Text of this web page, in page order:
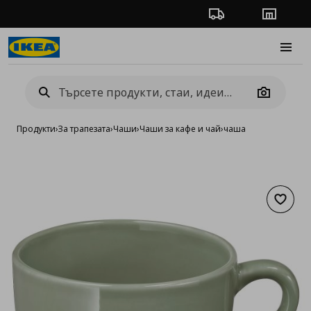
Проследяване на
Camera
Продукти›За трапезата›Чаши›Чаши за кафе и чай›чаша